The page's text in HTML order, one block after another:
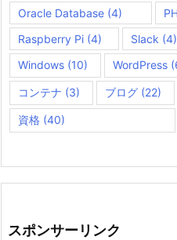
Oracle Database (4)
Raspberry Pi (4) Slack (4)
Windows (10) WordPress
コンテナ (3) ブログ(22)
資格 (40)
スポンサーリンク